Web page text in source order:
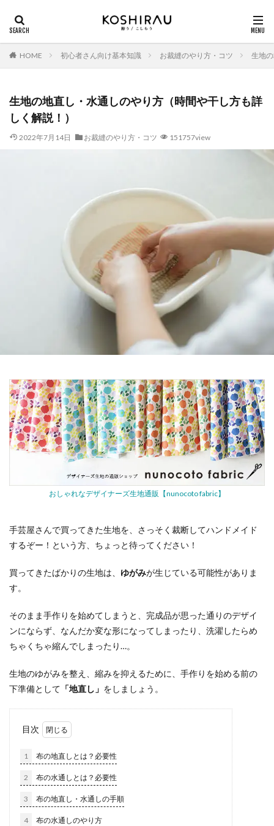
HOME 初心者さん向け基本知識 お裁縫のやり方・コツ 生地
生地の地直し・水通しのやり方（時間や干し方も詳
しく解説！）
2022年7月14日 お裁縫のやり方・コツ 151757view
おしゃれなデザイナーズ生地通販【nunocoto fabric】
手芸屋さんで買ってきた生地を、さっそく裁断してハンドメイド
するぞー！という方、ちょっと待ってください！
買ってきたばかりの生地は、 ゆがみが生じている可能性がありま
す。
そのまま手作りを始めてしまうと、完成品が思った通りのデザイ
ンにならず、なんだか変な形になってしまったり、洗濯したらめ
ちゃくちゃ縮んでしまったり…。
生地のゆがみを整え、縮みを抑えるために、手作りを始める前の
下準備として 「地直し」 をしましょう。
目次
1 布の地直しとは？必要性
2 布の水通しとは？必要性
3 布の地直し・水通しの手順
4 布の水通しのやり方